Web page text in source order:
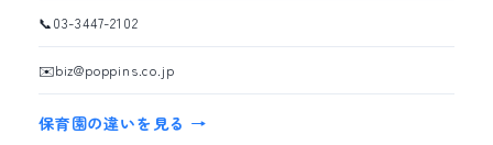
📞03-3447-2102
✉️biz@poppins.co.jp
保育園の違いを見る →